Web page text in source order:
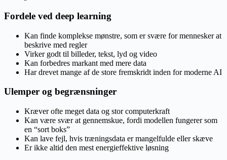
Fordele ved deep learning
Kan finde komplekse mønstre, som er svære for mennesker at
beskrive med regler
Virker godt til billeder, tekst, lyd og video
Kan forbedres markant med mere data
Har drevet mange af de store fremskridt inden for moderne AI
Ulemper og begrænsninger
Kræver ofte meget data og stor computerkraft
Kan være svær at gennemskue, fordi modellen fungerer som
en “sort boks”
Kan lave fejl, hvis træningsdata er mangelfulde eller skæve
Er ikke altid den mest energieffektive løsning